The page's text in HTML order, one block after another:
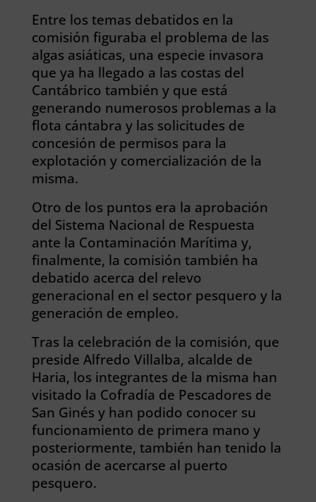
Entre los temas debatidos en la
comisión figuraba el problema de las
algas asiáticas, una especie invasora
que ya ha llegado a las costas del
Cantábrico también y que está
generando numerosos problemas a la
flota cántabra y las solicitudes de
concesión de permisos para la
explotación y comercialización de la
misma.
Otro de los puntos era la aprobación
del Sistema Nacional de Respuesta
ante la Contaminación Marítima y,
finalmente, la comisión también ha
debatido acerca del relevo
generacional en el sector pesquero y la
generación de empleo.
Tras la celebración de la comisión, que
preside Alfredo Villalba, alcalde de
Haria, los integrantes de la misma han
visitado la Cofradía de Pescadores de
San Ginés y han podido conocer su
funcionamiento de primera mano y
posteriormente, también han tenido la
ocasión de acercarse al puerto
pesquero.